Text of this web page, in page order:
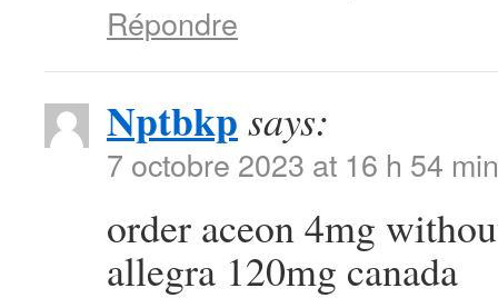
Répondre
Nptbkp says:
7 octobre 2023 at 16 h 54 min
order aceon 4mg
allegra 120mg canada